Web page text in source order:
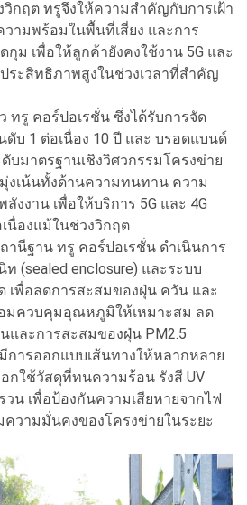
กฤต ทรูจึงให้ความสำคัญกับการเฝ้า
วามพร้อมในพื้นที่เสี่ยง และการ
กุม เพื่อให้ลูกค้ายังคงใช้งาน 5G และ
ประสิทธิภาพสูงในช่วงเวลาที่สำคัญ
ทรู คอร์ปอเรชั่น ซึ่งได้รับการจัด
บ 1 ต่อเนื่อง 10 ปี และ บรอดแบนด์
บมาตรฐานเชิงวิศวกรรมโครงข่าย
งเน้นทั้งด้านความทนทาน ความ
งงาน เพื่อให้บริการ 5G และ 4G
นื่องแม้ในช่วงวิกฤต
นีฐาน ทรู คอร์ปอเรชั่น ดำเนินการ
(sealed enclosure) และระบบ
เพื่อลดการสะสมของฝุ่น ควัน และ
มควบคุมอุณหภูมิให้เหมาะสม ลด
และการสะสมของฝุ่น PM2.5
การออกแบบเส้นทางให้หลากหลาย
อกใช้วัสดุที่ทนความร้อน รังสี UV
น เพื่อป้องกันความเสียหายจากไฟ
ความมั่นคงของโครงข่ายในระยะ